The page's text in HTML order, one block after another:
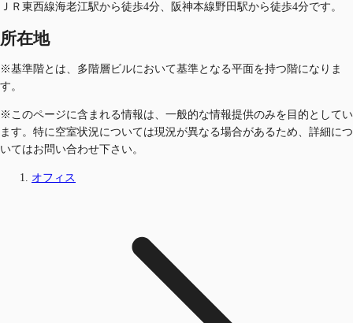
ＪＲ東西線海老江駅から徒歩4分、阪神本線野田駅から徒歩4分です。
所在地
※基準階とは、多階層ビルにおいて基準となる平面を持つ階になりま
す。
※このページに含まれる情報は、一般的な情報提供のみを目的としてい
ます。特に空室状況については現況が異なる場合があるため、詳細につ
いてはお問い合わせ下さい。
オフィス